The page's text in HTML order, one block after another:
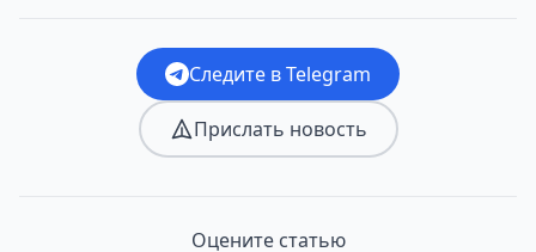
Следите в Telegram
Прислать новость
Оцените статью